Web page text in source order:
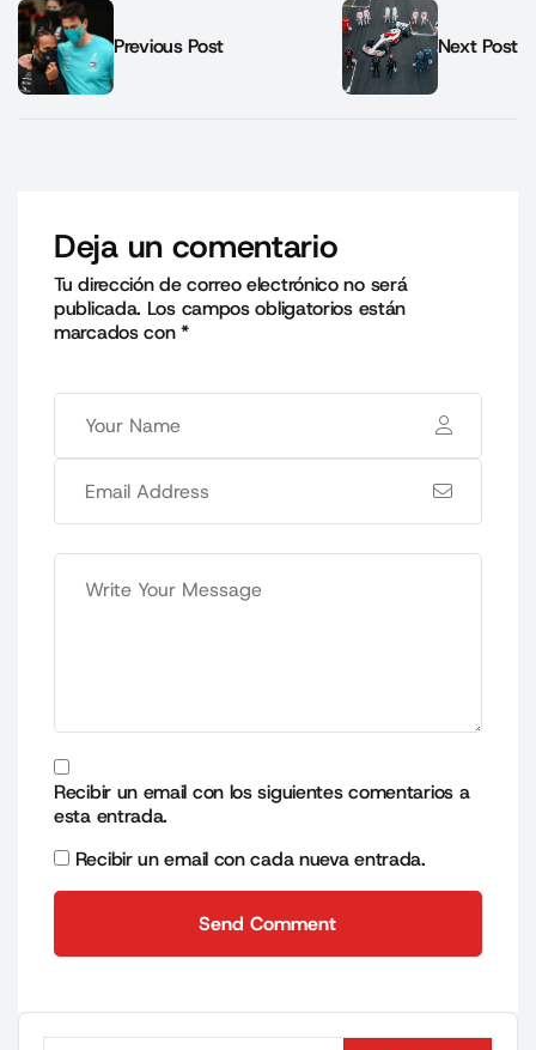
Previous Post Next Post
Deja un comentario
Tu dirección de correo electrónico no será
publicada. Los campos obligatorios están
marcados con*
Recibir un email con los siguientes comentarios a
esta entrada.
Recibir un email con cada nueva entrada.
Send Comment